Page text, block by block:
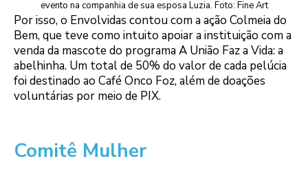
evento na companhia de sua esposa Luzia. Foto: Fine Art
Por isso, o Envolvidas contou com a ação Colmeia do
Bem, que teve como intuito apoiar a instituição com a
venda da mascote do programa A União Faz a Vida: a
abelhinha. Um total de 50% do valor de cada pelúcia
foi destinado ao Café Onco Foz, além de doações
voluntárias por meio de PIX.
Comitê Mulher